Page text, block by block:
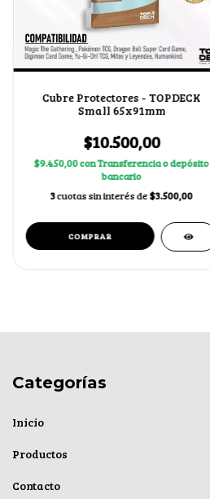
Cubre Protectores - TOPDECK
Small 65x91mm
$10.500,00
$9.450,00conTransferencia o depósito
bancario
3cuotas sin interés de$3.500,00
Categorías
Inicio
Productos
Contacto